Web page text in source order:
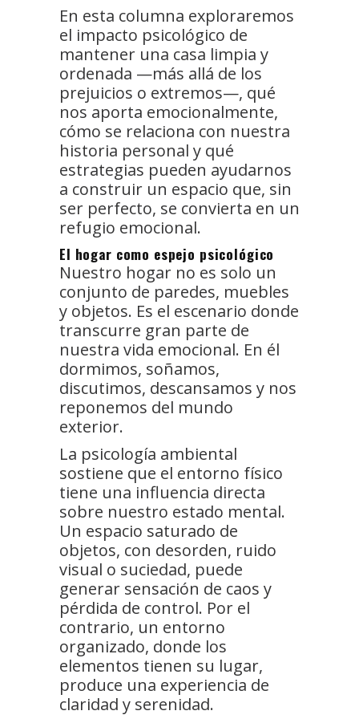
En esta columna exploraremos
el impacto psicológico de
mantener una casa limpia y
ordenada —más allá de los
prejuicios o extremos—, qué
nos aporta emocionalmente,
cómo se relaciona con nuestra
historia personal y qué
estrategias pueden ayudarnos
a construir un espacio que, sin
ser perfecto, se convierta en un
refugio emocional.
El hogar como espejo psicológico
Nuestro hogar no es solo un
conjunto de paredes, muebles
y objetos. Es el escenario donde
transcurre gran parte de
nuestra vida emocional. En él
dormimos, soñamos,
discutimos, descansamos y nos
reponemos del mundo
exterior.
La psicología ambiental
sostiene que el entorno físico
tiene una influencia directa
sobre nuestro estado mental.
Un espacio saturado de
objetos, con desorden, ruido
visual o suciedad, puede
generar sensación de caos y
pérdida de control. Por el
contrario, un entorno
organizado, donde los
elementos tienen su lugar,
produce una experiencia de
claridad y serenidad.